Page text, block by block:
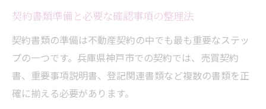
契約書類準備と必要な確認事項の整理法
契約書類の準備は不動産契約の中でも最も重要なステッ
プの一つです。兵庫県神戸市での契約では、売買契約
書、重要事項説明書、登記関連書類など複数の書類を正
確に揃える必要があります。